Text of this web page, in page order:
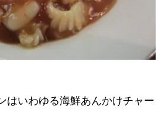
はいわゆる海鮮あんかけチャー